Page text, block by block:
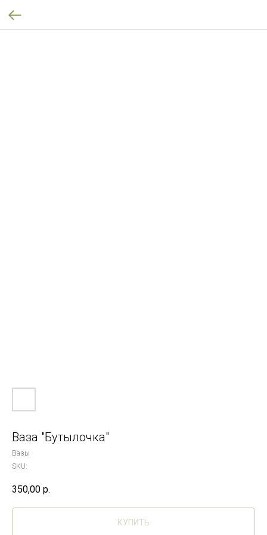
Ваза "Бутылочка"
Вазы
SKU:
350,00 р.
КУПИТЬ